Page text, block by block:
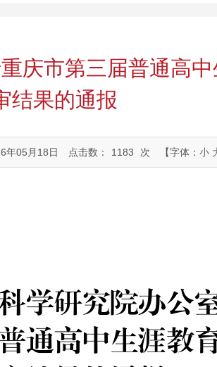
庆市第三届普通高
结果的通报
年05月18日 点击数： 1183 次 【字体： 小